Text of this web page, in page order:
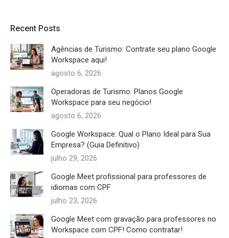
Recent Posts
Agências de Turismo: Contrate seu plano Google
Workspace aqui!
agosto 6, 2026
Operadoras de Turismo: Planos Google
Workspace para seu negócio!
agosto 6, 2026
Google Workspace: Qual o Plano Ideal para Sua
Empresa? (Guia Definitivo)
julho 29, 2026
Google Meet profissional para professores de
idiomas com CPF
julho 23, 2026
Google Meet com gravação para professores no
Workspace com CPF! Como contratar!